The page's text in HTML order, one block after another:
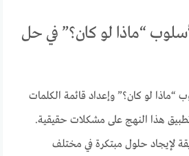
“ماذا لو كان؟” في حل
لو كان؟” وإعداد قائمة الكلمات
تطبيق هذا النهج على مشكلات حقيقية.
لإيجاد حلول مبتكرة في مختلف